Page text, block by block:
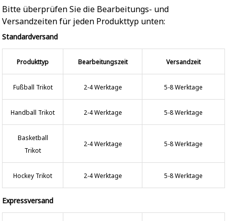
Bitte überprüfen Sie die Bearbeitungs- und
Versandzeiten für jeden Produkttyp unten:
Standardversand
Produkttyp Bearbeitungszeit Versandzeit
Fußball Trikot 2-4 Werktage 5-8 Werktage
Handball Trikot 2-4 Werktage 5-8 Werktage
Basketball
Trikot
2-4 Werktage 5-8 Werktage
Hockey Trikot 2-4 Werktage 5-8 Werktage
Expressversand